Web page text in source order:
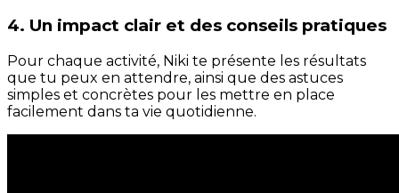
4. Un impact clair et des conseils pratiques
Pour chaque activité, Niki te présente les résultats
que tu peux en attendre, ainsi que des astuces
simples et concrètes pour les mettre en place
facilement dans ta vie quotidienne.